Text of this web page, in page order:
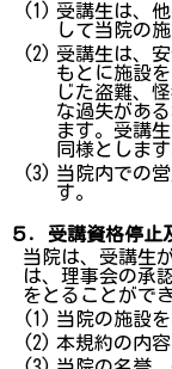
(1) 受講生は、
して当院の
(2) 受講生は、
もとに施設
じた盗難、
な過失があ
ます。受講
同様とします
(3) 当院内での
す。
５．受講資格停止
当院は、受講生
は、理事会の承
をとることがで
(1) 当院の施設
(2) 本規約の内